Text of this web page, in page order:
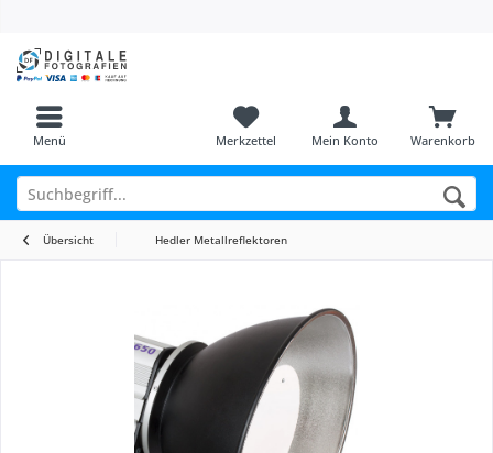
Menü Warenkorb
Merkzettel Mein Konto
Übersicht Hedler Metallreflektoren